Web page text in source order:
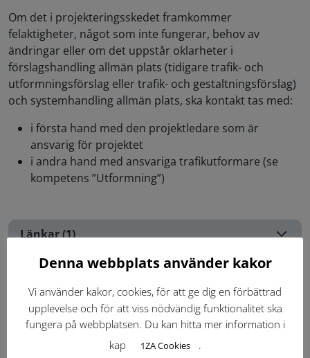
Om det i projekteringsskedet framkommer
felaktigheter, något som inte fungerar, behov av
ändringar eller om det uppstår oklarheter i
förslagshandling allmän plats (tidigare trafik- och
utformningsförslag eller trafik- och gestaltningsförslag)
och systemhandling allmän plats, ska kontakt tas med:
i första hand med den projektledare som är
ansvarig för projektet
i andra hand med ansvariga trafikutformare (se
kompetens ”Utformning”)
Länkar (1)
Inloggning krävs
Inloggning krävs för att se kontakter i Teknisk Handbok.
Denna webbplats använder kakor
Vi använder kakor, cookies, för att ge dig en förbättrad
upplevelse och för att viss nödvändig funktionalitet ska
fungera på webbplatsen. Du kan hitta mer information i
kap
1ZA Cookies .